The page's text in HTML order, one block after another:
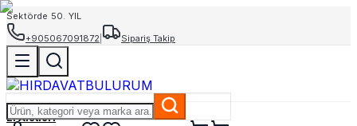
Sektörde 50. YIL
+905067091872
Sipariş Takip
El Aletleri